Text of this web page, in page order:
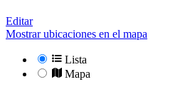
Editar
Mostrar ubicaciones en el mapa
Lista
Mapa